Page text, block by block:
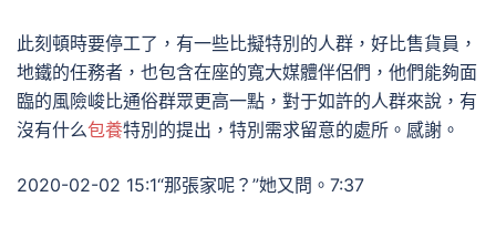
此刻頓時要停工了，有一些比擬特別的人群，好比售貨員，
地鐵的任務者，也包含在座的寬大媒體伴侶們，他們能夠面
臨的風險峻比通俗群眾更高一點，對于如許的人群來說，有
沒有什么包養特別的提出，特別需求留意的處所。感謝。
2020-02-02 15:1“那張家呢？”她又問。7:37